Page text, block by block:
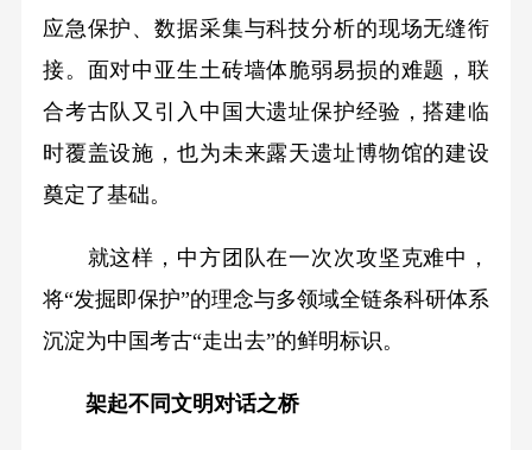
应急保护、数据采集与科技分析的现场无缝衔
接。面对中亚生土砖墙体脆弱易损的难题，联
合考古队又引入中国大遗址保护经验，搭建临
时覆盖设施，也为未来露天遗址博物馆的建设
奠定了基础。
就这样，中方团队在一次次攻坚克难中，
将“发掘即保护”的理念与多领域全链条科研体系
沉淀为中国考古“走出去”的鲜明标识。
架起不同文明对话之桥